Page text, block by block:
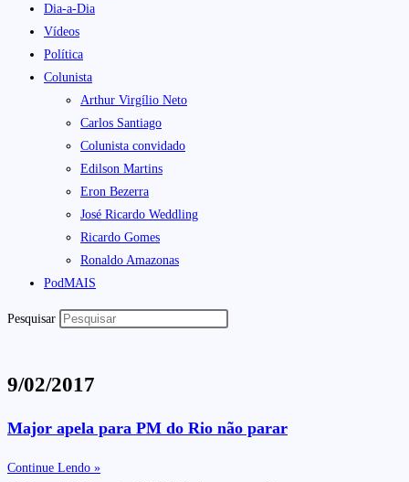
Dia-a-Dia
Vídeos
Política
Colunista
Arthur Virgílio Neto
Carlos Santiago
Colunista convidado
Edilson Martins
Eron Bezerra
José Ricardo Weddling
Ricardo Gomes
Ronaldo Amazonas
PodMAIS
Pesquisar
9/02/2017
Major apela para PM do Rio não parar
Continue Lendo »